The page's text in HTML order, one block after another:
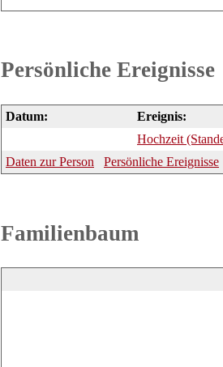
Persönliche Ereignisse
Datum:
Ereignis:
Hochzeit
Daten zur Person
Persönliche Ereignisse
Familienbaum